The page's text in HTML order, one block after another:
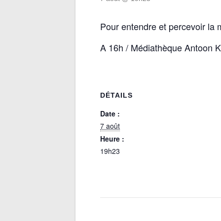
Pour entendre et percevoir la
A 16h / Médiathèque Antoon
DÉTAILS
Date :
7 août
Heure :
19h23